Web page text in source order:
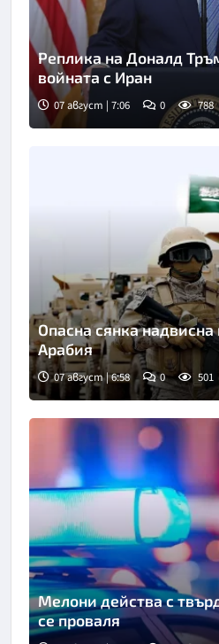
Снимка: Асошиейтед прес
Реплика на Доналд
войната с Иран
07 август | 7:06 0 788
Опасна сянка надвисна
Арабия
07 август | 6:58 0 501
Мелони действа с
се проваля